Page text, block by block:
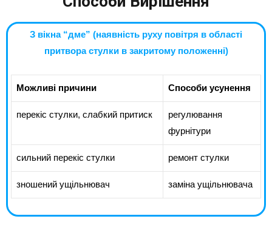
З вікна “дме” (наявність руху повітря в області
притвора стулки в закритому положенні)
Можливі причини Способи усунення
перекіс стулки, слабкий притиск
регулювання
фурнітури
сильний перекіс стулки ремонт стулки
зношений ущільнювач заміна ущільнювача